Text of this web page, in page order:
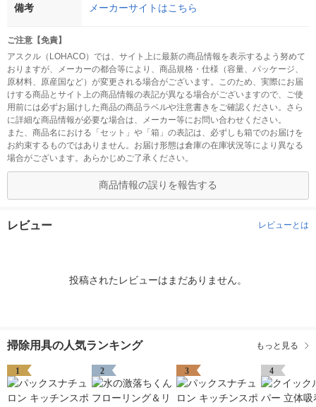
備考 メーカーサイトはこちら
ご注意【免責】
アスクル（LOHACO）では、サイト上に最新の商品情報を表示するよう努めて
おりますが、メーカーの都合等により、商品規格・仕様（容量、パッケージ、
原材料、原産国など）が変更される場合がございます。このため、実際にお届
けする商品とサイト上の商品情報の表記が異なる場合がございますので、ご使
用前には必ずお届けした商品の商品ラベルや注意書きをご確認ください。さら
に詳細な商品情報が必要な場合は、メーカー等にお問い合わせください。
また、商品名における「セット」や「箱」の表記は、必ずしも箱でのお届けを
お約束するものではありません。お届け形態は倉庫の在庫状況等により異なる
場合がございます。あらかじめご了承ください。
商品情報の誤りを報告する
レビュー レビューとは
投稿されたレビューはまだありません。
掃除用具の人気ランキング もっと見る
1 2 3 4